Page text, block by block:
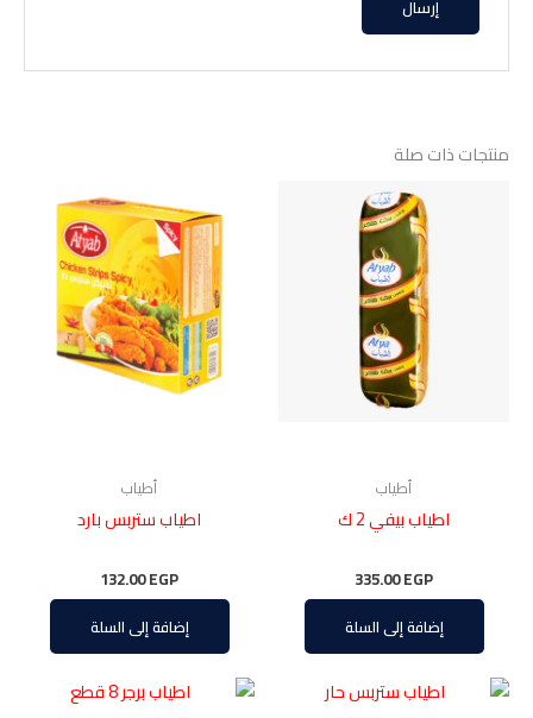
منتجات ذات صلة
أطياب
اطياب بيفي 2 ك
335.00EGP
إضافة إلى السلة
أطياب
اطياب ستربس بارد
132.00EGP
إضافة إلى السلة